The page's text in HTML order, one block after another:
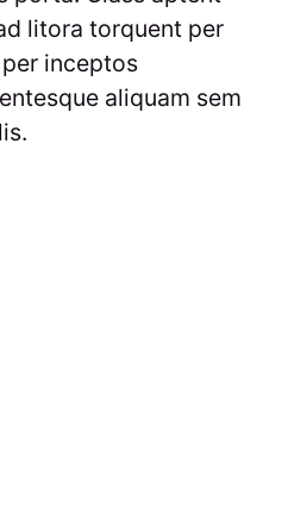
litora torquent per
inceptos
aliquam sem